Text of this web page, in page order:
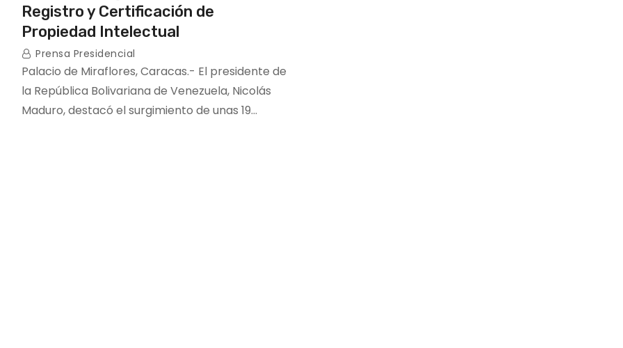
Registro y Certificación de
Propiedad Intelectual
Prensa Presidencial
Palacio de Miraflores, Caracas.- El presidente de
la República Bolivariana de Venezuela, Nicolás
Maduro, destacó el surgimiento de unas 19…